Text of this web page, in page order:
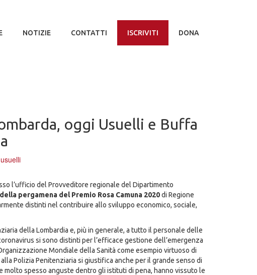
NOTIZIE CONTATTI ISCRIVITI DONA
oggi Usuelli e Buffa
l’ufficio del Provveditore regionale del Dipartimento
pergamena del Premio Rosa Camuna 2020di Regione
distinti nel contribuire allo sviluppo economico, sociale,
della Lombardia e, più in generale, a tutto il personale delle
si sono distinti per l’efficace gestione dell’emergenza
Mondiale della Sanità come esempio virtuoso di
Polizia Penitenziaria si giustifica anche per il grande senso di
molto spesso anguste dentro gli istituti di pena, hanno vissuto le